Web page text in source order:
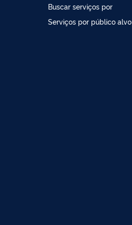
Buscar serviços por
Serviços por público alvo